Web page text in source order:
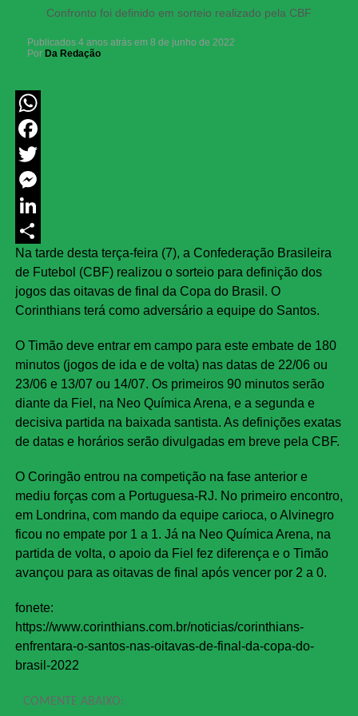
Confronto foi definido em sorteio realizado pela CBF
Publicados 4 anos atrás em 8 de junho de 2022
Por Da Redação
WhatsApp
Facebook
Twitter
Messenger
LinkedIn
Share
Na tarde desta terça-feira (7), a Confederação Brasileira
de Futebol (CBF) realizou o sorteio para definição dos
jogos das oitavas de final da Copa do Brasil. O
Corinthians terá como adversário a equipe do Santos.
O Timão deve entrar em campo para este embate de 180
minutos (jogos de ida e de volta) nas datas de 22/06 ou
23/06 e 13/07 ou 14/07. Os primeiros 90 minutos serão
diante da Fiel, na Neo Química Arena, e a segunda e
decisiva partida na baixada santista. As definições exatas
de datas e horários serão divulgadas em breve pela CBF.
O Coringão entrou na competição na fase anterior e
mediu forças com a Portuguesa-RJ. No primeiro encontro,
em Londrina, com mando da equipe carioca, o Alvinegro
ficou no empate por 1 a 1. Já na Neo Química Arena, na
partida de volta, o apoio da Fiel fez diferença e o Timão
avançou para as oitavas de final após vencer por 2 a 0.
fonete:
https://www.corinthians.com.br/noticias/corinthians-
enfrentara-o-santos-nas-oitavas-de-final-da-copa-do-
brasil-2022
COMENTE ABAIXO: